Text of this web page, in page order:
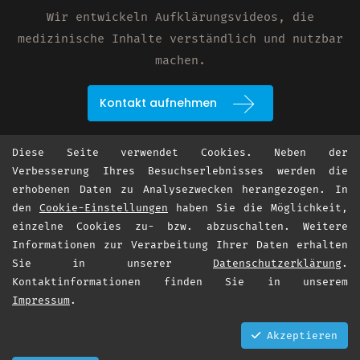
Wir entwickeln Aufklärungsvideos, die
medizinische Inhalte verständlich und nutzbar
machen.
Kontakt aufnehmen
Diese Seite verwendet Cookies. Neben der
Verbesserung Ihres Besuchserlebnisses werden die
erhobenen Daten zu Analysezwecken herangezogen. In
den Cookie-Einstellungen haben Sie die Möglichkeit,
einzelne Cookies zu- bzw. abzuschalten. Weitere
Informationen zur Verarbeitung Ihrer Daten erhalten
Sie in unserer Datenschutzerklärung .
Kontaktinformationen finden Sie in unserem
Impressum.
Akzeptieren